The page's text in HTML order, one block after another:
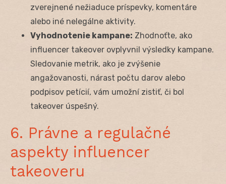
zverejnené nežiaduce príspevky, komentáre
alebo iné nelegálne aktivity.
Vyhodnotenie kampane: Zhodnoťte, ako
influencer takeover ovplyvnil výsledky kampane.
Sledovanie metrik, ako je zvýšenie
angažovanosti, nárast počtu darov alebo
podpisov petícií, vám umožní zistiť, či bol
takeover úspešný.
6. Právne a regulačné
aspekty influencer
takeoveru